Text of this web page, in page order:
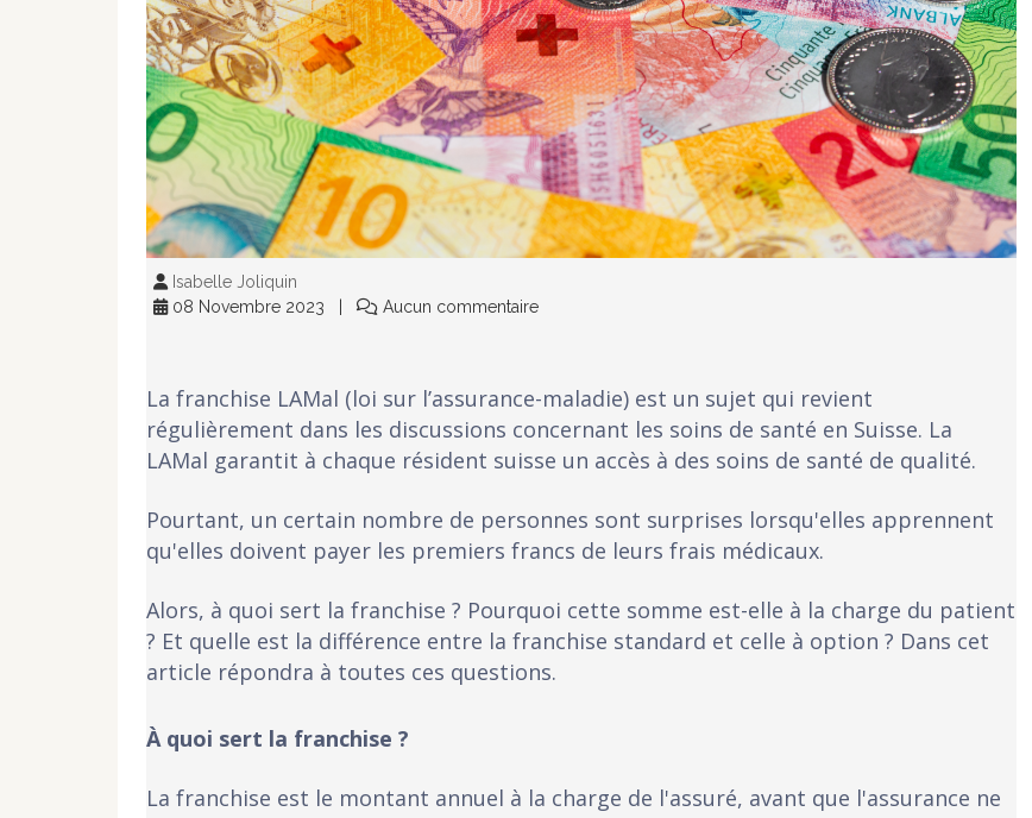
Isabelle Joliquin
08 Novembre 2023
Aucun commentaire
La franchise LAMal (loi sur l’assurance-maladie) est un sujet qui revient
régulièrement dans les discussions concernant les soins de santé en Suisse. La
LAMal garantit à chaque résident suisse un accès à des soins de santé de qualité.
Pourtant, un certain nombre de personnes sont surprises lorsqu'elles apprennent
qu'elles doivent payer les premiers francs de leurs frais médicaux.
Alors, à quoi sert la franchise ? Pourquoi cette somme est-elle à la charge du patient
? Et quelle est la différence entre la franchise standard et celle à option ? Dans cet
article répondra à toutes ces questions.
À quoi sert la franchise ?
La franchise est le montant annuel à la charge de l'assuré, avant que l'assurance ne